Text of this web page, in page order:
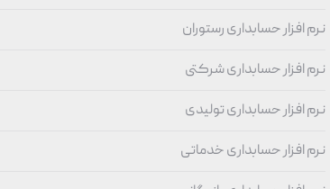
نرم افزار حسابداری رستوران
نرم افزار حسابداری شرکتی
نرم افزار حسابداری تولیدی
نرم افزار حسابداری خدماتی